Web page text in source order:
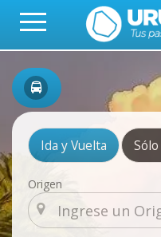
Ida y Vuelta
Origen